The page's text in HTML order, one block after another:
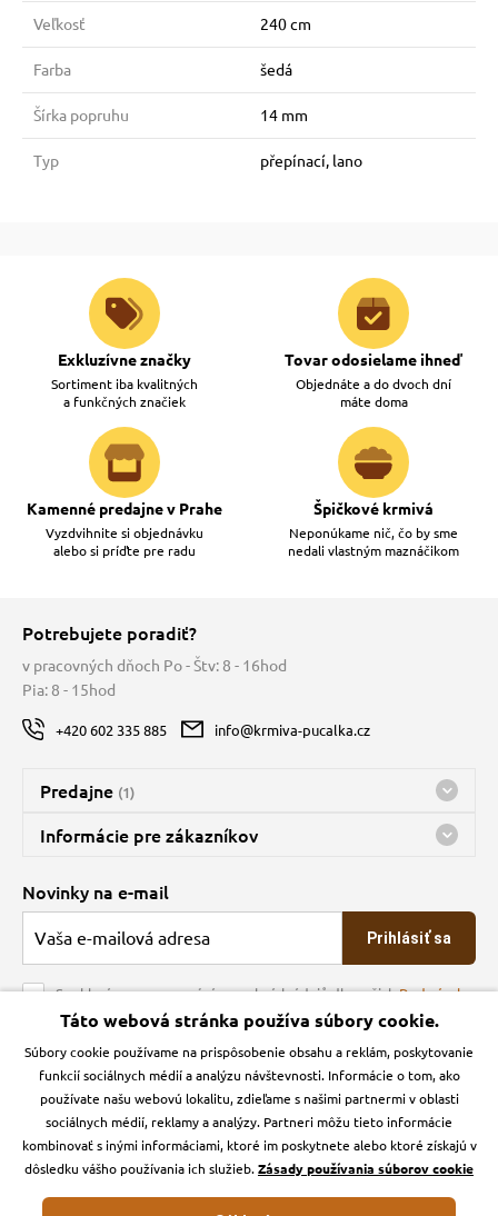
Veľkosť 240 cm
Farba šedá
Šírka popruhu 14 mm
Typ přepínací, lano
Exkluzívne značky
Sortiment iba kvalitných
a funkčných značiek
Tovar odosielame ihneď
Objednáte a do dvoch dní
máte doma
Kamenné predajne v Prahe
Vyzdvihnite si objednávku
alebo si príďte pre radu
Špičkové krmivá
Neponúkame nič, čo by sme
nedali vlastným maznáčikom
Potrebujete poradiť?
v pracovných dňoch Po - Štv: 8 - 16hod
Pia: 8 - 15hod
+420 602 335 885 info@krmiva-pucalka.cz
Predajne (1)
Predajňa a sklad Kbely
nes máme otvorené 08:00 - 16:00
Informácie pre zákazníkov
O spoločnosti
Veľkoobchod
Obchodné podmienky
Kontakt
Podmienky ochrany osobných údajov
Zásady používanie cookies a Google Analytics
Novinky na e-mail
Prihlásiť sa
Souhlasím se zpracováním osobních údajů dle našichPodmínek
ochrany osobních údajů
Krmiva Pučálka na sociálnych sieťach
Instagran Facebook
Táto webová stránka používa súbory cookie.
Súbory cookie používame na prispôsobenie obsahu a reklám, poskytovanie
funkcií sociálnych médií a analýzu návštevnosti. Informácie o tom, ako
používate našu webovú lokalitu, zdieľame s našimi partnermi v oblasti
sociálnych médií, reklamy a analýzy. Partneri môžu tieto informácie
kombinovať s inými informáciami, ktoré im poskytnete alebo ktoré získajú v
dôsledku vášho používania ich služieb.Zásady používania súborov cookie